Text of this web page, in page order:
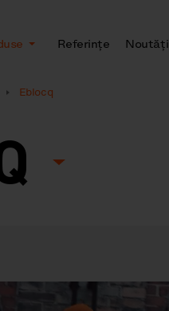
Referințe Noutăţi
Eblocq